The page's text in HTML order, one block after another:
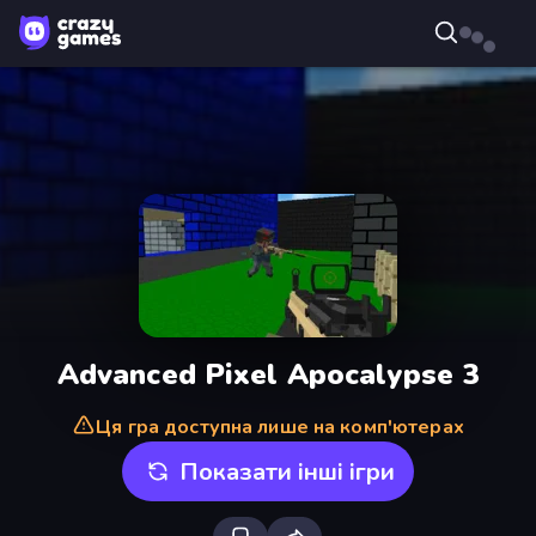
Advanced Pixel Apocalypse 3
Ця гра доступна лише на комп'ютерах
Показати інші ігри